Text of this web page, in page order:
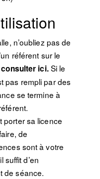
n’oubliez pas de
référent sur le
ici.Si le
pas rempli par des
se termine à
porter sa licence
de
sont à votre
suffit d’en
de séance.